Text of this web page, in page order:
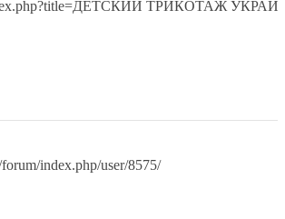
ТРИКОТАЖ
index.php/user/8575/